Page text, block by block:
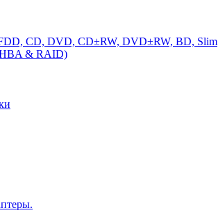
CD, DVD, CD±RW, DVD±RW, BD, Slim
& RAID)